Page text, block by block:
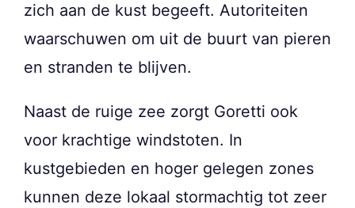
zich aan de kust begeeft. Autoriteiten
waarschuwen om uit de buurt van pieren
en stranden te blijven.
Naast de ruige zee zorgt Goretti ook
voor krachtige windstoten. In
kustgebieden en hoger gelegen zones
kunnen deze lokaal stormachtig tot zeer